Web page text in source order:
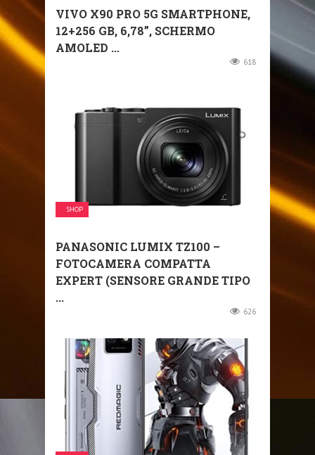
VIVO X90 PRO 5G SMARTPHONE,
12+256 GB, 6,78”, SCHERMO
AMOLED ...
618
SHOP
PANASONIC LUMIX TZ100 –
FOTOCAMERA COMPATTA
EXPERT (SENSORE GRANDE TIPO
...
626